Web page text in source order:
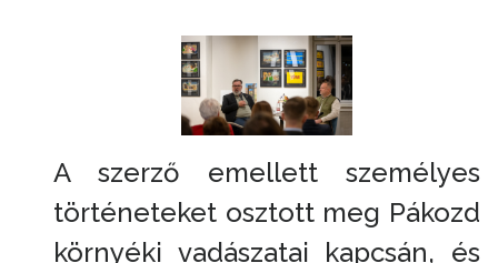
A szerző emellett személyes
történeteket osztott meg Pákozd
környéki vadászatai kapcsán, és